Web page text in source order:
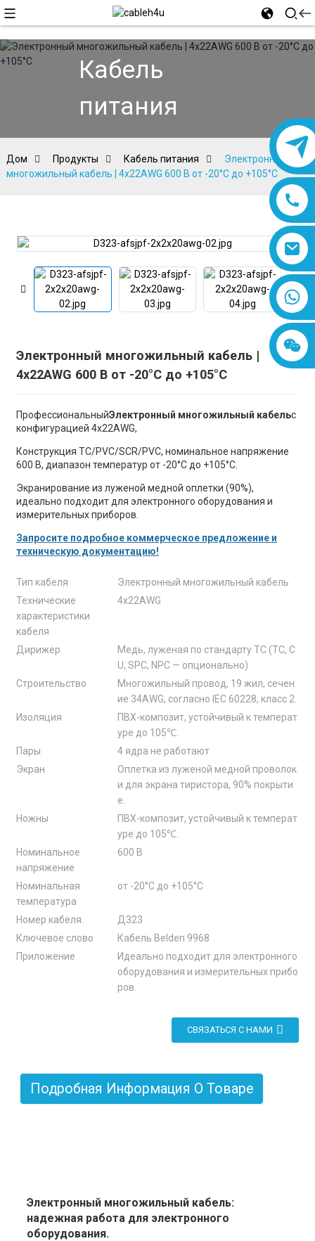
8618019377761
Кабель
питания
Дом Продукты Кабель питания
Электронный
многожильный кабель | 4x22AWG 600 В от -20°C до +105°C
Электронный многожильный кабель |
4x22AWG 600 В от -20°C до +105°C
ПрофессиональныйЭлектронный многожильный кабельс
конфигурацией 4x22AWG,
Конструкция TC/PVC/SCR/PVC, номинальное напряжение
600 В, диапазон температур от -20°C до +105°C.
Экранирование из луженой медной оплетки (90%),
идеально подходит для электронного оборудования и
измерительных приборов.
Запросите подробное коммерческое предложение и
техническую документацию!
Тип кабеля
Электронный многожильный кабель
Технические
характеристики
кабеля
4x22AWG
Дирижер
Медь, луженая по стандарту TC (TC, C
U, SPC, NPC — опционально)
Строительство
Многожильный провод, 19 жил, сечен
ие 34AWG, согласно IEC 60228, класс 2.
Изоляция
ПВХ-композит, устойчивый к температ
уре до 105℃.
Пары
4 ядра не работают
Экран
Оплетка из луженой медной проволок
и для экрана тиристора, 90% покрыти
е.
Ножны
ПВХ-композит, устойчивый к температ
уре до 105℃.
Номинальное
напряжение
600 В
Номинальная
температура
от -20°C до +105°C
Номер кабеля.
Д323
Ключевое слово
Кабель Belden 9968
Приложение
Идеально подходит для электронного
оборудования и измерительных прибо
ров.
СВЯЗАТЬСЯ С НАМИ
Подробная Информация О Товаре
Электронный многожильный кабель:
надежная работа для электронного
оборудования.